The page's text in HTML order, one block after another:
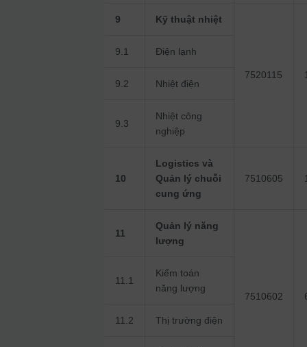
9 Kỹ thuật nhiệt
7520115
9.1 Điện lạnh
9.2 Nhiệt điện
9.3
Nhiệt công
nghiệp
10
Logistics và
Quản lý chuỗi
cung ứng
7510605
11
Quản lý năng
lượng
7510602
11.1
Kiểm toán
năng lượng
11.2 Thị trường điện